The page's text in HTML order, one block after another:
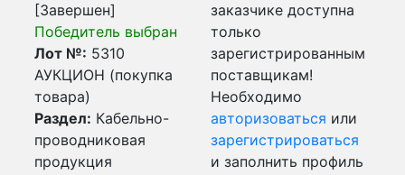
[Завершен]
Победитель выбран
Лот №: 5310
АУКЦИОН (покупка
товара)
Раздел: Кабельно-
проводниковая
продукция
заказчике доступна
только
зарегистрированным
поставщикам!
Необходимо
авторизоваться или
зарегистрироваться
и заполнить профиль